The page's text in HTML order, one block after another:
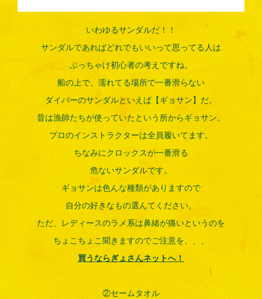
いわゆるサンダルだ！！
サンダルであればどれでもいいって思ってる人は
ぶっちゃけ初心者の考えですね。
船の上で、濡れてる場所で一番滑らない
ダイバーのサンダルといえば【ギョサン】だ。
昔は漁師たちが使っていたという所からギョサン。
プロのインストラクターは全員履いてます。
ちなみにクロックスが一番滑る
危ないサンダルです。
ギョサンは色んな種類がありますので
自分の好きなもの選んてください。
ただ、レディースのラメ系は鼻緒が痛いというのを
ちょこちょこ聞きますのでご注意を、、、
買うならぎょさんネットへ！
②セームタオル